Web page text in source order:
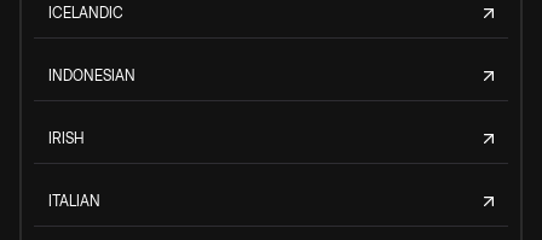
ICELANDIC
INDONESIAN
IRISH
ITALIAN